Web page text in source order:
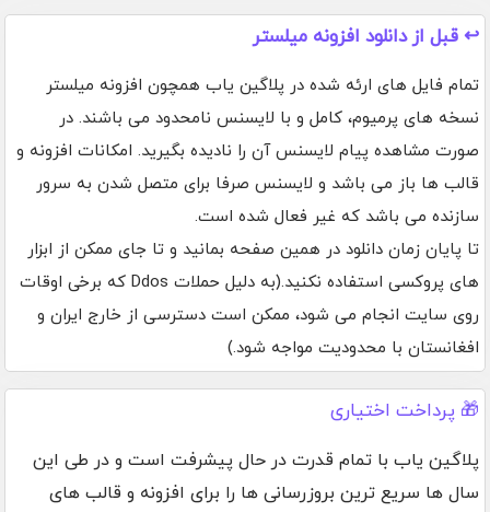
↩️ قبل از دانلود افزونه میلستر
تمام فایل های ارئه شده در پلاگین یاب همچون افزونه میلستر
نسخه های پرمیوم، کامل و با لایسنس نامحدود می باشند. در
صورت مشاهده پیام لایسنس آن را نادیده بگیرید. امکانات افزونه و
قالب ها باز می باشد و لایسنس صرفا برای متصل شدن به سرور
سازنده می باشد که غیر فعال شده است.
تا پایان زمان دانلود در همین صفحه بمانید و تا جای ممکن از ابزار
های پروکسی استفاده نکنید.(به دلیل حملات Ddos که برخی اوقات
روی سایت انجام می شود، ممکن است دسترسی از خارج ایران و
افغانستان با محدودیت مواجه شود.)
🎁 پرداخت اختیاری
پلاگین یاب با تمام قدرت در حال پیشرفت است و در طی این
سال ها سریع ترین بروزرسانی ها را برای افزونه و قالب های